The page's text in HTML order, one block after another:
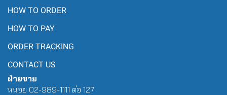
HOW TO ORDER
HOW TO PAY
ORDER TRACKING
CONTACT US
ฝ่ายขาย
หน่อย 02-989-1111 ต่อ 127